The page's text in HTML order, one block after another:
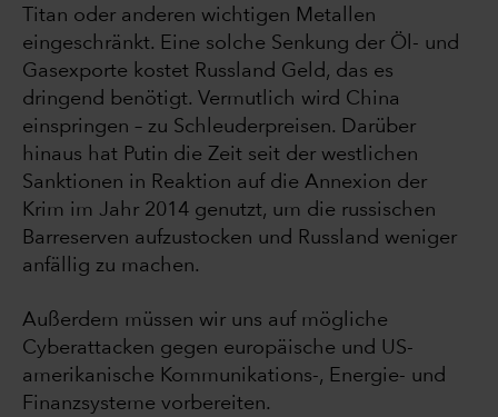
Titan oder anderen wichtigen Metallen
eingeschränkt. Eine solche Senkung der Öl- und
Gasexporte kostet Russland Geld, das es
dringend benötigt. Vermutlich wird China
einspringen – zu Schleuderpreisen. Darüber
hinaus hat Putin die Zeit seit der westlichen
Sanktionen in Reaktion auf die Annexion der
Krim im Jahr 2014 genutzt, um die russischen
Barreserven aufzustocken und Russland weniger
anfällig zu machen.
Außerdem müssen wir uns auf mögliche
Cyberattacken gegen europäische und US-
amerikanische Kommunikations-, Energie- und
Finanzsysteme vorbereiten.